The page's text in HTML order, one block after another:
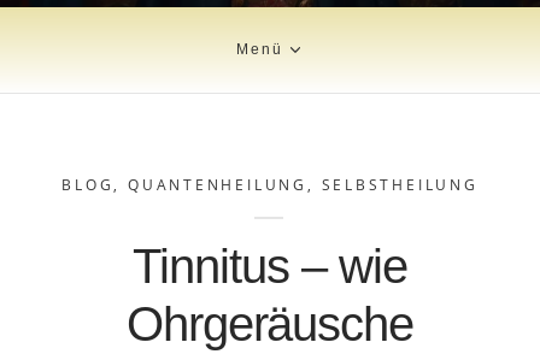
Menü
BLOG , QUANTENHEILUNG , SELBSTHEILUNG
Tinnitus – wie
Ohrgeräusche